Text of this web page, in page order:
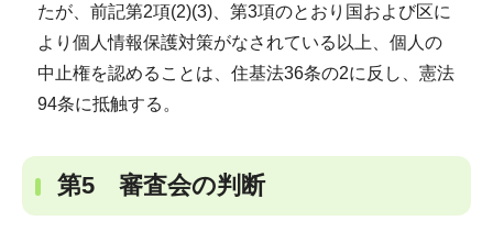
たが、前記第2項(2)(3)、第3項のとおり国および区に
より個人情報保護対策がなされている以上、個人の
中止権を認めることは、住基法36条の2に反し、憲法
94条に抵触する。
第5 審査会の判断